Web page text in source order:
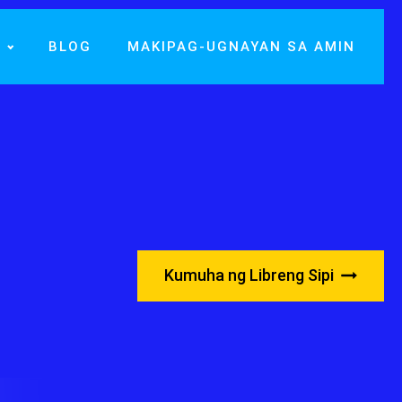
BLOG MAKIPAG-UGNAYAN SA AMIN
Kumuha ng Libreng Sipi